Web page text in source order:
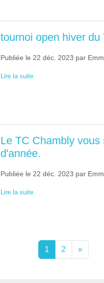
tournoi open hiver du
Publiée le 22 déc. 2023 par
Lire la suite
Le TC Chambly
d'année.
Publiée le 22 déc. 2023 par
Lire la suite
1 2 »